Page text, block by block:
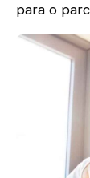
para o